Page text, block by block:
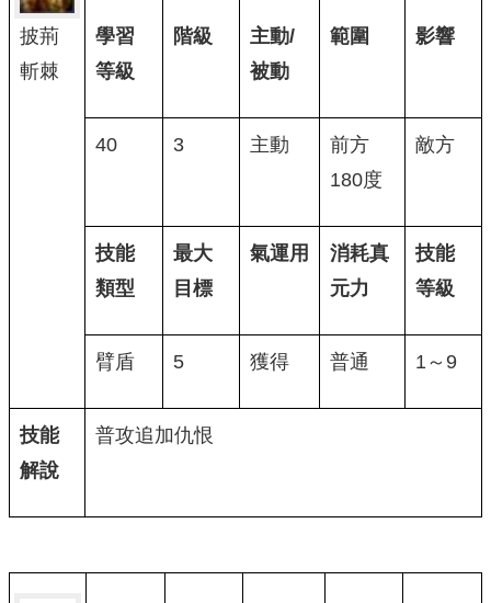
披荊
斬棘
學習
等級
階級
主動/
被動
範圍 影響
40 3 主動
前方
180度
敵方
技能
類型
最大
目標
氣運用
消耗真
元力
技能
等級
臂盾 5 獲得 普通 1～9
技能
解說
普攻追加仇恨